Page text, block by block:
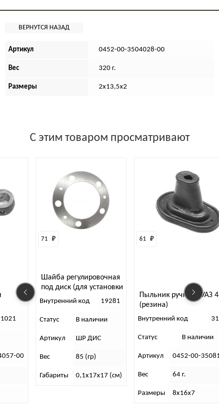
Артикул 0452-00-3504028-00
Вес 320 г.
Размеры 2х13,5х2
С этим товаром просматривают
00
Шайба регулировочная
под диск (для установки
дисковых тормозов)
71 ₽
Внутренний код 19281
Статус В наличии
Артикул ШР ДИС
Вес 85 (гр)
Габариты 0,1х17х17 (см)
Пыльник ручника УАЗ
(резина)
61 ₽
Внутренний код
Статус В наличии
Артикул 0452-00-
Вес 64 г.
Размеры 8х16х7